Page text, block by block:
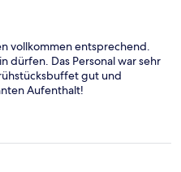
vollkommen entsprechend.
dürfen. Das Personal war sehr
gut und
Aufenthalt!